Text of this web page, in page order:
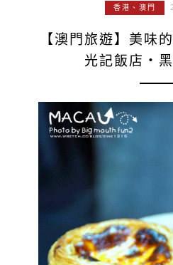
香港、澳門
【澳門旅遊】美味
光記飯店‧